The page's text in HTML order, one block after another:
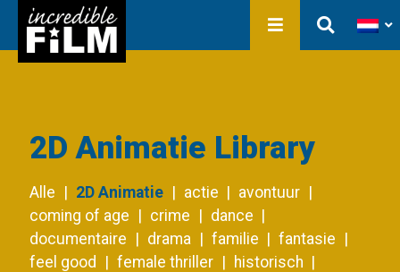
Film Production
In ontwikkeling
Producties
Bibliotheek
Contact
2D Animatie Library
Alle 2D Animatie actie
avontuur
coming of age
crime
dance
documentaire
drama familie
fantasie
feel good
female thriller
historisch